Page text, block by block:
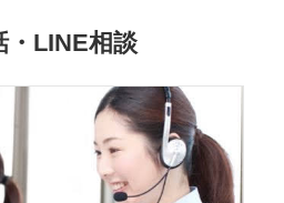
・LINE相談